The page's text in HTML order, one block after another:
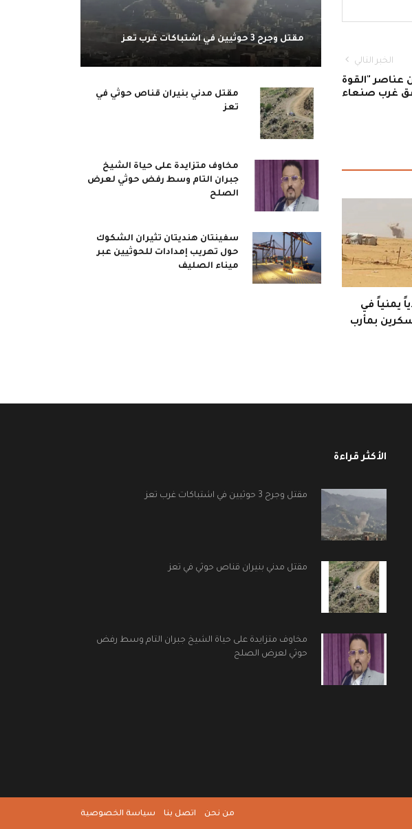
الخبر التالي
26 قتيلاً من عناصر "القوة
غرب صنعاء
45 جندياً يمنياً في
بمأرب
مقتل وجرح 3 حوثيين في اشتباكات غرب تعز
مقتل مدني بنيران قناص حوثي في
تعز
مخاوف متزايدة على حياة الشيخ
جبران التام وسط رفض حوثي لعرض
الصلح
سفينتان هنديتان تثيران الشكوك
حول تهريب إمدادات للحوثيين عبر
ميناء الصليف
الأكثر قراءة
مقتل وجرح 3 حوثيين في اشتباكات غرب تعز
مقتل مدني بنيران قناص حوثي في تعز
مخاوف متزايدة على حياة الشيخ جبران التام وسط رفض
حوثي لعرض الصلح
من نحن اتصل بنا سياسة الخصوصية